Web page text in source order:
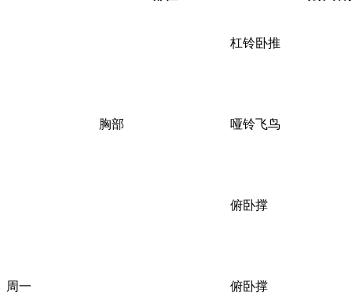
周一
胸部
杠铃卧推
哑铃飞鸟
俯卧撑
俯卧撑